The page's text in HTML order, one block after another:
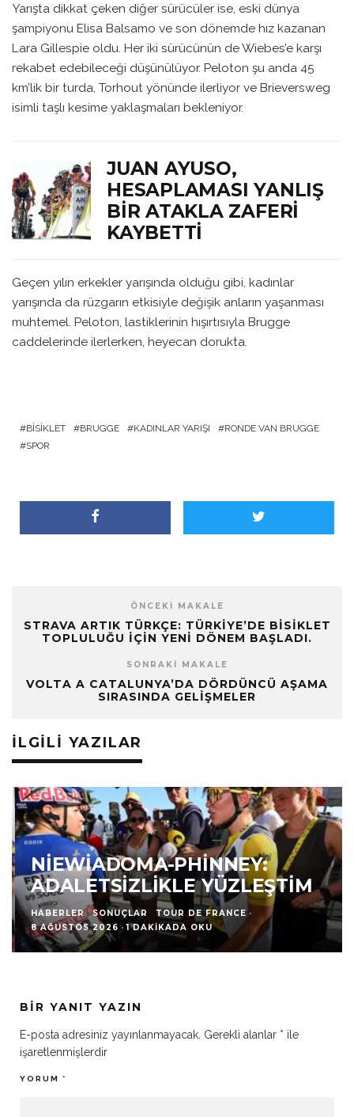
Yarışta dikkat çeken diğer sürücüler ise, eski dünya
şampiyonu Elisa Balsamo ve son dönemde hız kazanan
Lara Gillespie oldu. Her iki sürücünün de Wiebes’e karşı
rekabet edebileceği düşünülüyor. Peloton şu anda 45
km’lik bir turda, Torhout yönünde ilerliyor ve Brieversweg
isimli taşlı kesime yaklaşmaları bekleniyor.
JUAN AYUSO,
HESAPLAMASI YANLIŞ
BIR ATAKLA ZAFERI
KAYBETTI
Geçen yılın erkekler yarışında olduğu gibi, kadınlar
yarışında da rüzgarın etkisiyle değişik anların yaşanması
muhtemel. Peloton, lastiklerinin hışırtısıyla Brugge
caddelerinde ilerlerken, heyecan dorukta.
BISIKLET BRUGGE KADINLAR YARIŞI
RONDE VAN BRUGGE
SPOR
ÖNCEKI MAKALE
STRAVA ARTIK TÜRKÇE: TÜRKIYE’DE BISIKLET
TOPLULUĞU IÇIN YENI DÖNEM BAŞLADI.
SONRAKI MAKALE
VOLTA A CATALUNYA’DA DÖRDÜNCÜ AŞAMA
SIRASINDA GELIŞMELER
İLGILI YAZILAR
NIEWIADOMA-PHINNEY:
ADALETSIZLIKLE YÜZLEŞTIM
HABERLER SONUÇLAR TOUR DE FRANCE
8 AĞUSTOS 2026 · 1 DAKIKADA OKU
BIR YANIT YAZIN
E-posta adresiniz yayınlanmayacak. Gerekli alanlar * ile
işaretlenmişlerdir
YORUM *